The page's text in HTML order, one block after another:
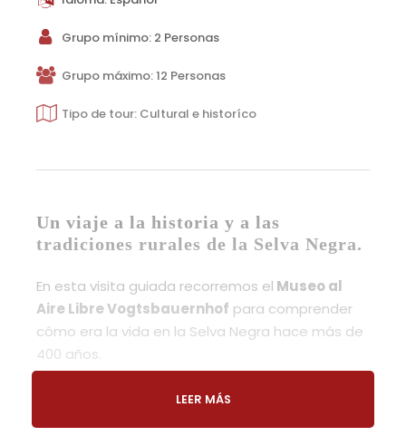
Grupo mínimo: 2 Personas
Grupo máximo: 12 Personas
Tipo de tour: Cultural e historíco
Un viaje a la historia y a las
tradiciones rurales de la Selva Negra.
En esta visita guiada recorremos el Museo al
Aire Libre Vogtsbauernhof para comprender
cómo era la vida en la Selva Negra hace más de
400 años.
Caminaremos entre granjas originales y
construcciones históricas que muestran la
LEER MÁS